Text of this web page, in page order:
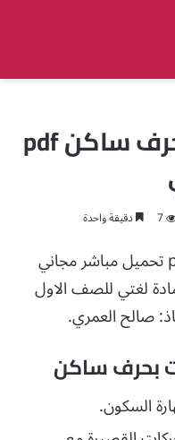
ورقة عمل كلمات بحرف ساكن pdf
7 دقيقة واحدة
ورقة عمل كلمات بحرف ساكن pdf تحميل مباشر مجاني
لغتي للصف الاول
صالح العمري.
بحرف ساكن
السكون.